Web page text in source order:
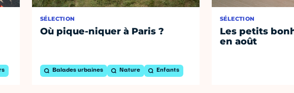
SÉLECTION
Où pique-niquer à Paris ?
Balades urbaines Nature Enfants
SÉLECTION
Les petits
en août